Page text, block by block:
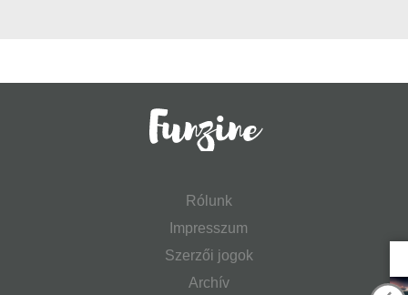
Rólunk
Impresszum
Szerzői jogok
Archív